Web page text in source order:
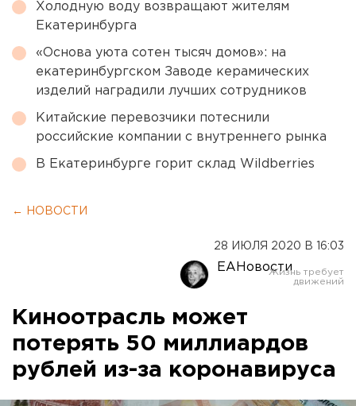
Холодную воду возвращают жителям
Екатеринбурга
«Основа уюта сотен тысяч домов»: на
екатеринбургском Заводе керамических
изделий наградили лучших сотрудников
Китайские перевозчики потеснили
российские компании с внутреннего рынка
В Екатеринбурге горит склад Wildberries
← НОВОСТИ
28 ИЮЛЯ 2020 В 16:03
ЕАНовости
Киноотрасль может
потерять 50 миллиардов
рублей из-за коронавируса